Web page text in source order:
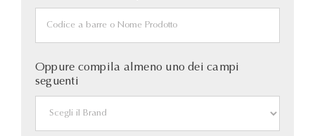
Oppure compila almeno uno dei campi
seguenti